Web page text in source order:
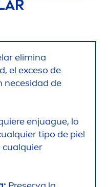
elimina
el exceso de
necesidad de
enjuague, lo
tipo de piel
cualquier